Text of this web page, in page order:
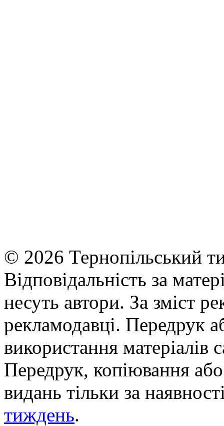
© 2026 Тернопільський
Відповідальність за
несуть автори. За зміст
рекламодавці. Передрук
використання матеріалів
Передрук, копіювання
видань тільки за
тиждень.